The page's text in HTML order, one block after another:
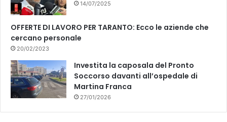
14/07/2025
OFFERTE DI LAVORO PER TARANTO: Ecco le aziende che
cercano personale
20/02/2023
Investita la caposala del Pronto
Soccorso davanti all’ospedale di
Martina Franca
27/01/2026